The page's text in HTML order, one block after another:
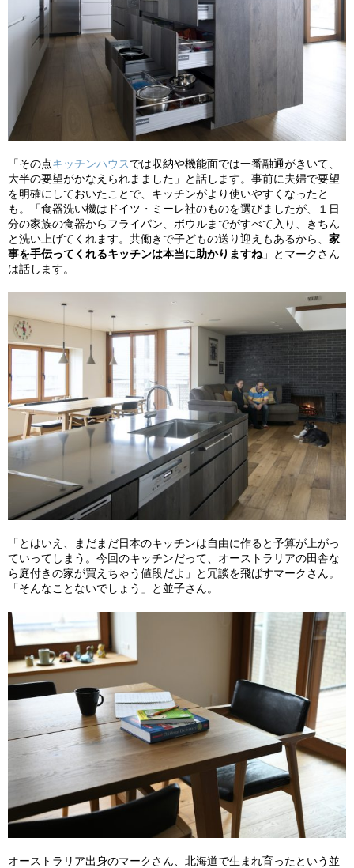
「その点キッチンハウスでは収納や機能面では一番融通がきいて、
大半の要望がかなえられまました」と話します。事前に夫婦で要望
を明確にしておいたことで、キッチンがより使いやすくなったと
も。「食器洗い機はドイツ・ミーレ社のものを選びましたが、１日
分の家族の食器からフライパン、ボウルまでがすべて入り、きちん
と洗い上げてくれます。共働きで子どもの送り迎えもあるから、 家
事を手伝ってくれるキッチンは本当に助かりますね 」とマークさん
は話します。
「とはいえ、まだまだ日本のキッチンは自由に作ると予算が上がっ
ていってしまう。今回のキッチンだって、オーストラリアの田舎な
ら庭付きの家が買えちゃう値段だよ」と冗談を飛ばすマークさん。
「そんなことないでしょう」と並子さん。
オーストラリア出身のマークさん、北海道で生まれ育ったという並